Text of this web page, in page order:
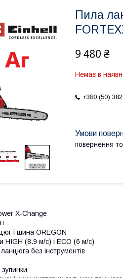
Пила
9 480 ₴
Немає в
+380 (50)
повернення
X-Change
і шина OREGON
HIGH (8.9 м/с) і ECO (6 м/с)
без інструментів
зупинки